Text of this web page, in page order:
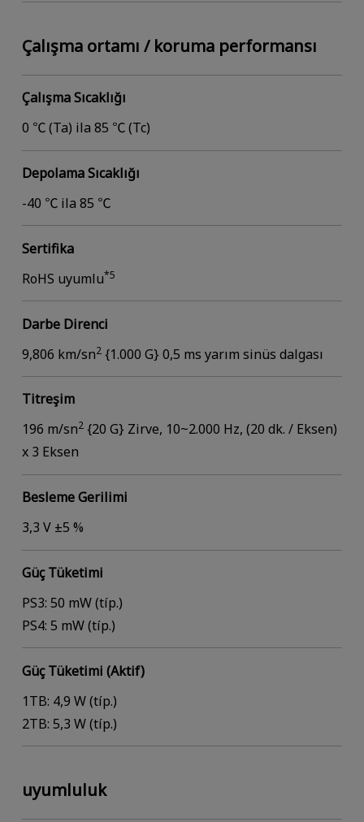
Çalışma ortamı / koruma performansı
Çalışma Sıcaklığı
0 ℃ (Ta) ila 85 ℃ (Tc)
Depolama Sıcaklığı
-40 ℃ ila 85 ℃
Sertifika
RoHS uyumlu*5
Darbe Direnci
9,806 km/sn2{1.000 G} 0,5 ms yarım sinüs dalgası
Titreşim
196 m/sn2{20 G} Zirve, 10~2.000 Hz, (20 dk. / Eksen)
x 3 Eksen
Besleme Gerilimi
3,3 V ±5 %
Güç Tüketimi
PS3: 50 mW (típ.)
PS4: 5 mW (típ.)
Güç Tüketimi (Aktif)
1TB: 4,9 W (típ.)
2TB: 5,3 W (típ.)
uyumluluk